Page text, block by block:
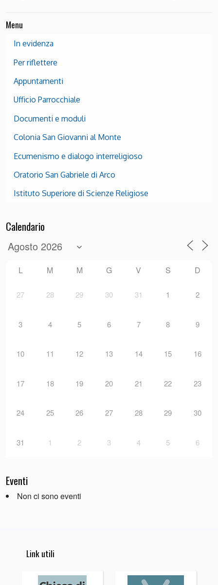
Menu
In evidenza
Per riflettere
Appuntamenti
Ufficio Parrocchiale
Documenti e moduli
Colonia San Giovanni al Monte
Ecumenismo e dialogo interreligioso
Oratorio San Gabriele di Arco
Istituto Superiore di Scienze Religiose
Calendario
L M M G V S D
27 28 29 30 31 1 2
3 4 5 6 7 8 9
10 11 12 13 14 15 16
17 18 19 20 21 22 23
24 25 26 27 28 29 30
31 1 2 3 4 5 6
Eventi
Non ci sono eventi
Link utili